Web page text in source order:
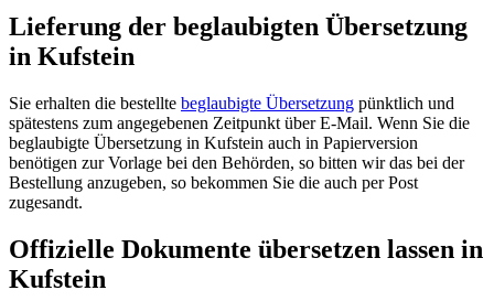
Lieferung der beglaubigten Übersetzung
in Kufstein
Sie erhalten die bestellte beglaubigte Übersetzung pünktlich und
spätestens zum angegebenen Zeitpunkt über E-Mail. Wenn Sie die
beglaubigte Übersetzung in Kufstein auch in Papierversion
benötigen zur Vorlage bei den Behörden, so bitten wir das bei der
Bestellung anzugeben, so bekommen Sie die auch per Post
zugesandt.
Offizielle Dokumente übersetzen lassen in
Kufstein